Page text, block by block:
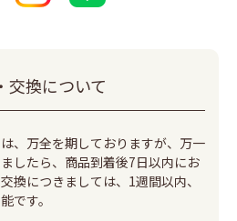
交換について
、万全を期しておりますが、万一
したら、商品到着後7日以内にお
換につきましては、1週間以内、
です。